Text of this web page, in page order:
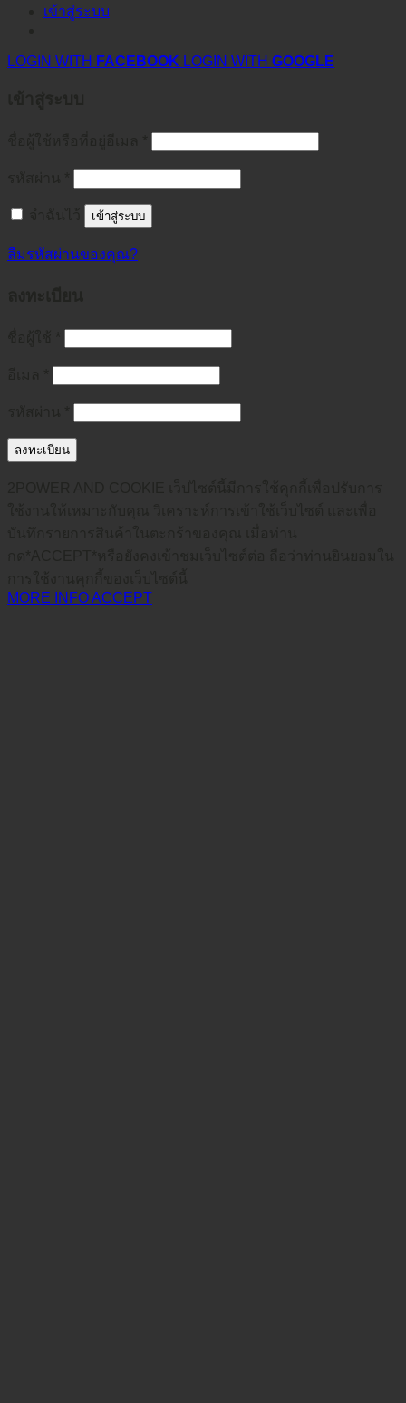
เข้าสู่ระบบ
LOGIN WITH FACEBOOK LOGIN WITH GOOGLE
เข้าสู่ระบบ
ลืมรหัสผ่านของคุณ?
ลงทะเบียน
MORE INFOACCEPT